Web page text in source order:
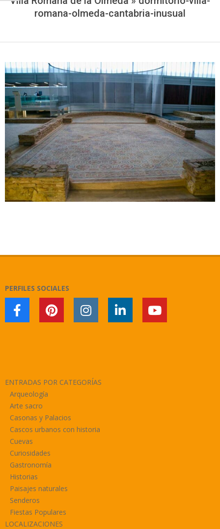
romana-olmeda-cantabria-inusual
PERFILES SOCIALES
ENTRADAS POR CATEGORÍAS
Arqueología
Arte sacro
Casonas y Palacios
Cascos urbanos con historia
Cuevas
Curiosidades
Gastronomía
Historias
Paisajes naturales
Senderos
Fiestas Populares
LOCALIZACIONES